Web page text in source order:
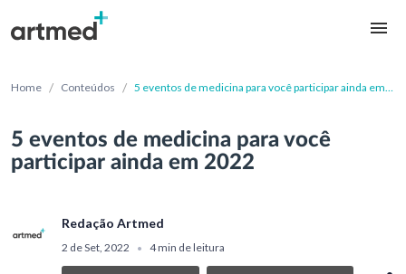
Home / Conteúdos / 5 eventos de medicina para você participar ainda em
5 eventos de medicina para você
participar ainda em 2022
Redação Artmed
2 de Set, 2022 • 4 min de leitura